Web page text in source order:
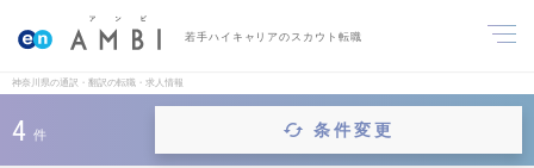
若手ハイキャリアのスカウト転職
神奈川県の通訳・翻訳の転職・求人情報
4 件 条件変更